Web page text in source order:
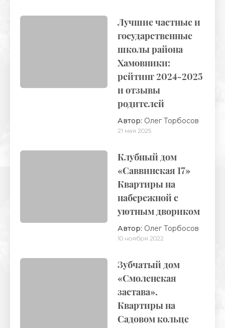
Лучшие частные и
государственные
школы района
Хамовники:
рейтинг 2024-2025
и отзывы
родителей
Автор: Олег Торбосов
21 мая 2025
Клубный дом
«Саввинская 17»
Квартиры на
набережной с
уютным двориком
Автор: Олег Торбосов
10 ноября 2022
Зубчатый дом
«Смоленская
застава».
Квартиры на
Садовом кольце